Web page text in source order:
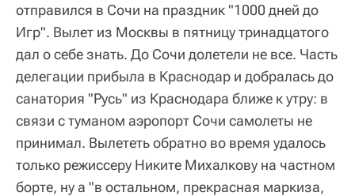
отправился в Сочи на праздник "1000 дней до
Игр". Вылет из Москвы в пятницу тринадцатого
дал о себе знать. До Сочи долетели не все. Часть
делегации прибыла в Краснодар и добралась до
санатория "Русь" из Краснодара ближе к утру: в
связи с туманом аэропорт Сочи самолеты не
принимал. Вылететь обратно во время удалось
только режиссеру Никите Михалкову на частном
борте, ну а "в остальном, прекрасная маркиза,